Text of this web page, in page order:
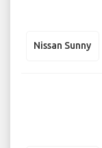
Nissan Sunny